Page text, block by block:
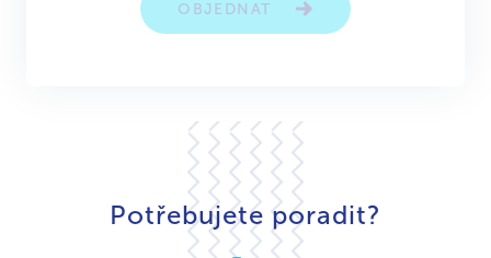
OBJEDNAT
Potřebujete poradit?